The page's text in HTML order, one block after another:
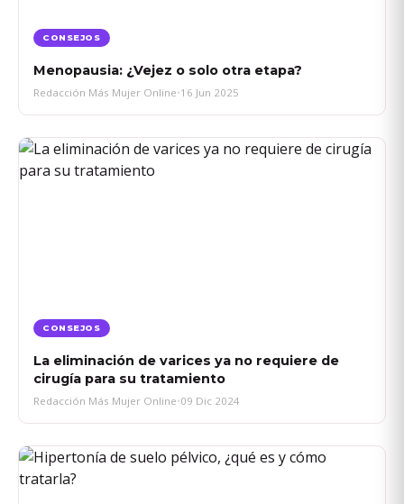
CONSEJOS
Menopausia: ¿Vejez o solo otra etapa?
Redacción Más Mujer Online•16 Jun 2025
CONSEJOS
La eliminación de varices ya no requiere de
cirugía para su tratamiento
Redacción Más Mujer Online•09 Dic 2024